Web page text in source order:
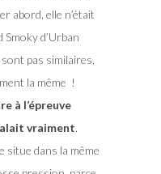
abord, elle n’était
Smoky d’Urban
pas similaires,
la même !
à l’épreuve
vraiment.
situe dans la même